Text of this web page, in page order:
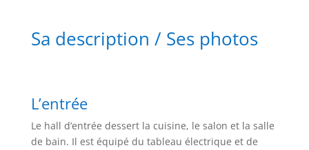
Sa description / Ses photos
L’entrée
Le hall d’entrée dessert la cuisine, le salon et la salle
de bain. Il est équipé du tableau électrique et de